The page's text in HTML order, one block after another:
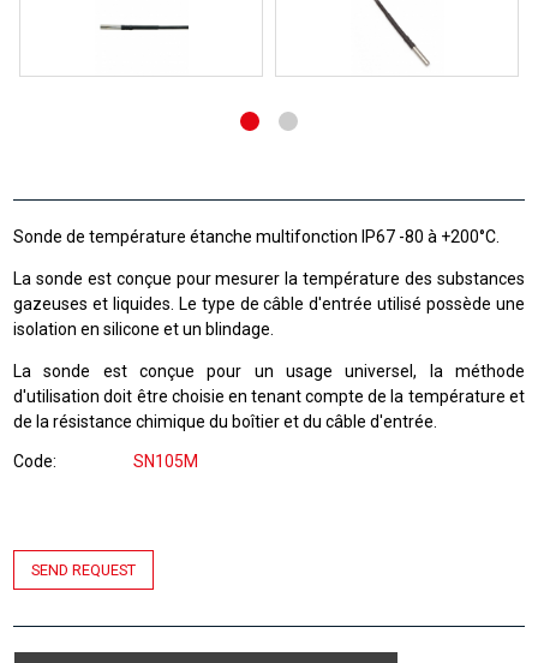
Sonde de température étanche multifonction IP67 -80 à +200°C.
La sonde est conçue pour mesurer la température des substances
gazeuses et liquides. Le type de câble d'entrée utilisé possède une
isolation en silicone et un blindage.
La sonde est conçue pour un usage universel, la méthode
d'utilisation doit être choisie en tenant compte de la température et
de la résistance chimique du boîtier et du câble d'entrée.
Code SN105M
SEND REQUEST